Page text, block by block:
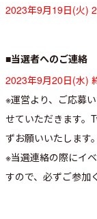
2023年9月19日(火)
■当選者へのご連絡
2023年9月20日(水)
※運営より、ご応募
せていただきます。
ずお願いいたします。
※当選連絡の際にイ
すので、必ずご参加